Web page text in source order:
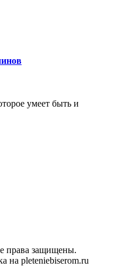
умеет быть и
права защищены.
на pleteniebiserom.ru